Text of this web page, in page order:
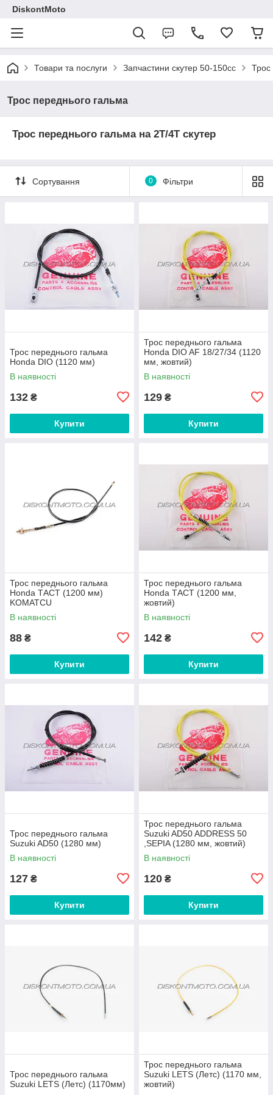
DiskontMoto
Товари та послуги Запчастини скутер 50-150cc Трос
Трос переднього гальма
Трос переднього гальма на 2Т/4Т скутер
Сортування 0 Фільтри
Трос переднього гальма
Honda DIO (1120 мм)
В наявності
132 ₴
Купити
Трос переднього гальма
Honda DIO AF 18/27/34 (1120
мм, жовтий)
В наявності
129 ₴
Купити
Трос переднього гальма
Honda ТACT (1200 мм)
KOMATCU
В наявності
88 ₴
Купити
Трос переднього гальма
Honda ТACT (1200 мм,
жовтий)
В наявності
142 ₴
Купити
Трос переднього гальма
Suzuki AD50 (1280 мм)
В наявності
127 ₴
Купити
Трос переднього гальма
Suzuki AD50 ADDRESS 50
,SEPIA (1280 мм, жовтий)
В наявності
120 ₴
Купити
Трос переднього гальма
Suzuki LETS (Летс) (1170мм)
Трос переднього гальма
Suzuki LETS (Летс) (1170 мм,
жовтий)